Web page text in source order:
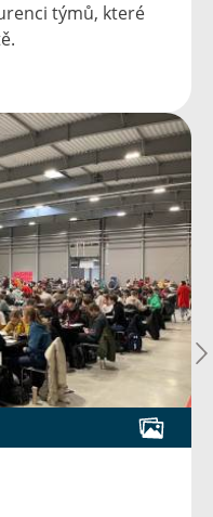
týmů, které